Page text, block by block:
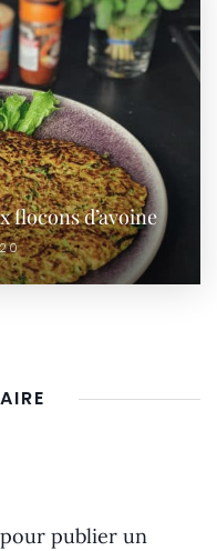
flocons d’avoine
pour publier un